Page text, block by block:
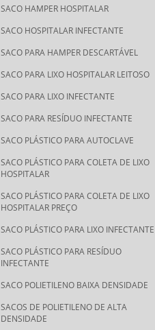
SACO HAMPER HOSPITALAR
SACO HOSPITALAR INFECTANTE
SACO PARA HAMPER DESCARTÁVEL
SACO PARA LIXO HOSPITALAR LEITOSO
SACO PARA LIXO INFECTANTE
SACO PARA RESÍDUO INFECTANTE
SACO PLÁSTICO PARA AUTOCLAVE
SACO PLÁSTICO PARA COLETA DE LIXO
HOSPITALAR
SACO PLÁSTICO PARA COLETA DE LIXO
HOSPITALAR PREÇO
SACO PLÁSTICO PARA LIXO INFECTANTE
SACO PLÁSTICO PARA RESÍDUO
INFECTANTE
SACO POLIETILENO BAIXA DENSIDADE
SACOS DE POLIETILENO DE ALTA
DENSIDADE